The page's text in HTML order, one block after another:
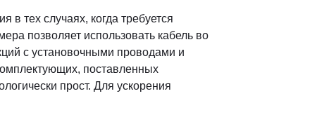
тех случаях, когда требуется
позволяет использовать кабель во
с установочными проводами и
поставленных
прост. Для ускорения